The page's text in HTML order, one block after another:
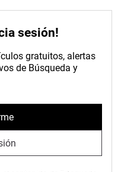
sesión!
gratuitos, alertas
de Búsqueda y